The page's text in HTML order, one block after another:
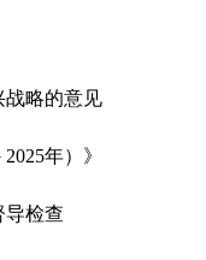
战略的意见
年）》
导检查